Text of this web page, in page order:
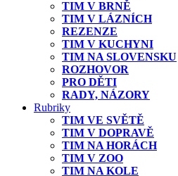
TIM V BRNĚ
TIM V LÁZNÍCH
REZENZE
TIM V KUCHYNI
TIM NA SLOVENSKU
ROZHOVOR
PRO DĚTI
RADY, NÁZORY
Rubriky
TIM VE SVĚTĚ
TIM V DOPRAVĚ
TIM NA HORÁCH
TIM V ZOO
TIM NA KOLE